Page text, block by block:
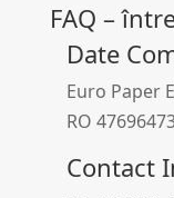
FAQ –
Date
Euro Paper
RO
Contact